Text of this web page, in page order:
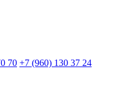
70 +7 (960) 130 37 24